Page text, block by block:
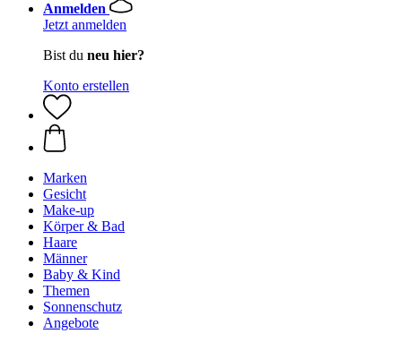
Anmelden
Jetzt anmelden
Bist du neu hier?
Konto erstellen
Marken
Gesicht
Make-up
Körper & Bad
Haare
Männer
Baby & Kind
Themen
Sonnenschutz
Angebote